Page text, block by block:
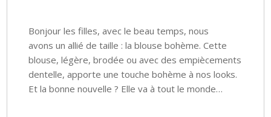
Bonjour les filles, avec le beau temps, nous
avons un allié de taille : la blouse bohème. Cette
blouse, légère, brodée ou avec des empiècements
dentelle, apporte une touche bohème à nos looks.
Et la bonne nouvelle ? Elle va à tout le monde…